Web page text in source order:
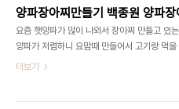
요즘 햇양파가 많이 나와서 장아찌 만들고 있
양파가 저렴하니 요맘때 만들어서 고기랑 먹을
은 반찬으로 즐겨 먹고 있어요 양파만 넣어도 맛
더보기